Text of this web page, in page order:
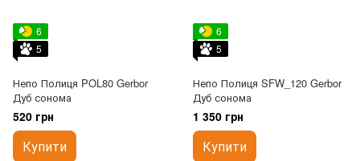
6
5
Непо Полиця POL80 Gerbor
Дуб сонома
520 грн
Купити
6
5
Непо Полиця SFW_120 Gerbor
Дуб сонома
1 350 грн
Купити